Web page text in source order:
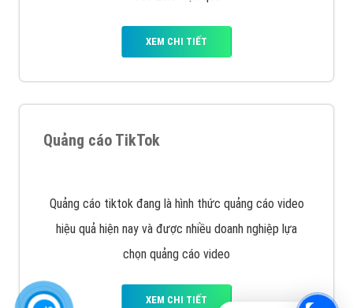
Vì sao doanh nghiệp bạn nên quảng cáo trên Zalo?
Hãy cùng VietAds tìm hiểu về các hình thức quảng
cáo Zalo hiệu quả